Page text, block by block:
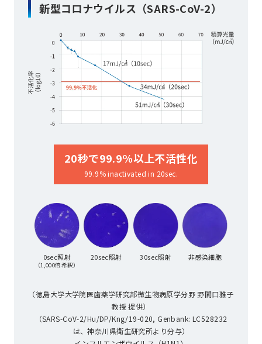
新型コロナウイルス（SARS-CoV-2）
20秒で99.9%以上不活性化
99.9% inactivated in 20sec.
0sec照射
（1,000倍希釈）
20sec照射 30sec照射 非感染細胞
（徳島大学大学院医歯薬学研究部微生物病原学分野 野間口雅子
教授 提供）
（SARS-CoV-2/Hu/DP/Kng/19-020, Genbank: LC528232
は、神奈川県衛生研究所より分与）